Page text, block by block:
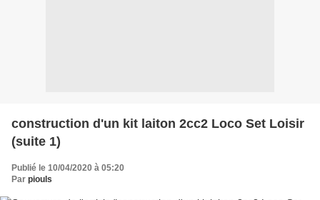
construction d'un kit laiton 2cc2 Loco Set Loisir
(suite 1)
Publié le 10/04/2020 à 05:20
Par piouls